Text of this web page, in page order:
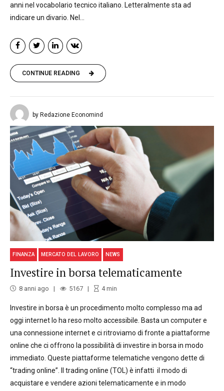
anni nel vocabolario tecnico italiano. Letteralmente sta ad
indicare un divario. Nel...
CONTINUE READING
by Redazione Economind
FINANZA MERCATO DEL LAVORO NEWS
Investire in borsa telematicamente
8 anni ago 5167 4min
Investire in borsa è un procedimento molto complesso ma ad
oggi internet lo ha reso molto accessibile. Basta un computer e
una connessione internet e ci ritroviamo di fronte a piattaforme
online che ci offrono la possibilità di investire in borsa in modo
immediato. Queste piattaforme telematiche vengono dette di
“trading online”. Il trading online (TOL) è infatti il modo di
acquistare e vendere azioni telematicamente e in modo